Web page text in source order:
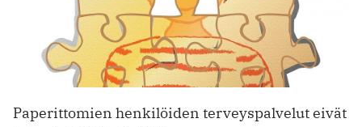
Paperittomien henkilöiden terveyspalvelut eivät